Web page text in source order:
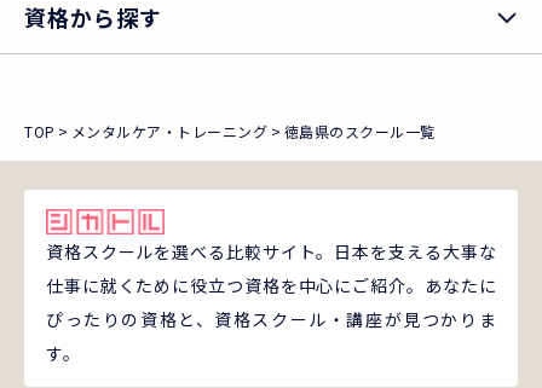
資格から探す
TOP メンタルケア・トレーニング 徳島県のスクール一覧
資格スクールを選べる比較サイト。日本を支える大事な
仕事に就くために役立つ資格を中心にご紹介。あなたに
ぴったりの資格と、資格スクール・講座が見つかりま
す。